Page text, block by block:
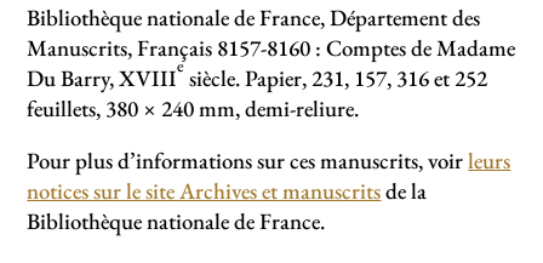
Bibliothèque nationale de France, Département des
Manuscrits, Français 8157-8160 : Comptes de Madame
Du Barry, XVIIIe siècle. Papier, 231, 157, 316 et 252
feuillets, 380 × 240 mm, demi-reliure.
Pour plus d’informations sur ces manuscrits, voirleurs
notices sur le site Archives et manuscritsde la
Bibliothèque nationale de France.